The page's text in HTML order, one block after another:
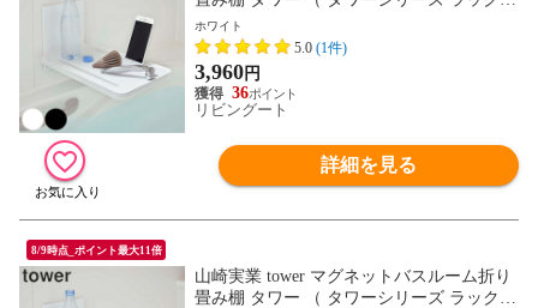
バスラック トレー 浴室 磁石 スマホ スタ
ンド 物置き 棚 折りたたみ 壁 壁面 コンパ
クト 半身浴 スマホスタンド ） 【ホワイ
ト】
ホワイト
5.0 (1件)
3,960円
36
リビングート
詳細を見る
8/9時点_ポイント最大11倍
山崎実業 tower マグネットバスルーム折り
畳み棚 タワー （ タワーシリーズ ラック